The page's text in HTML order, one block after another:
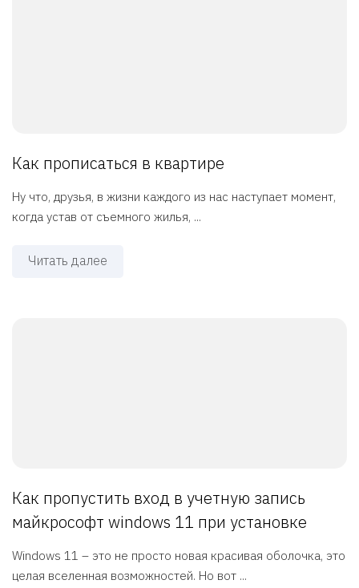
Как прописаться в квартире
Ну что, друзья, в жизни каждого из нас наступает момент,
когда устав от съемного жилья, ...
Читать далее
Как пропустить вход в учетную запись
майкрософт windows 11 при установке
Windows 11 – это не просто новая красивая оболочка, это
целая вселенная возможностей. Но вот ...